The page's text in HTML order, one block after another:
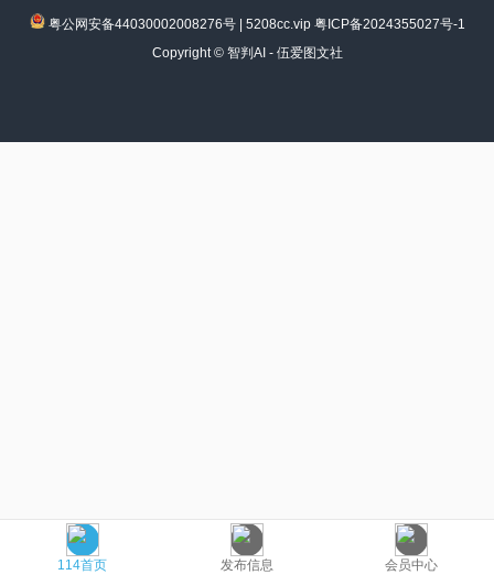
114首页 发布信息 会员中心
粤公网安备44030002008276号| 5208cc.vip 粤ICP备2024355027号-1
Copyright © 智判AI - 伍爱图文社